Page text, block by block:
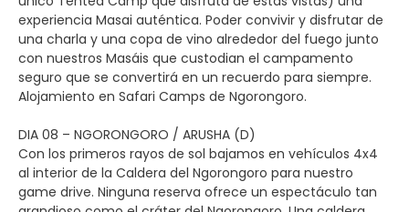
experiencia Masai auténtica. Poder convivir y disfrutar de
una charla y una copa de vino alrededor del fuego junto
con nuestros Masáis que custodian el campamento
seguro que se convertirá en un recuerdo para siempre.
Alojamiento en Safari Camps de Ngorongoro.
DIA 08 – NGORONGORO / ARUSHA (D)
Con los primeros rayos de sol bajamos en vehículos 4x4
al interior de la Caldera del Ngorongoro para nuestro
game drive. Ninguna reserva ofrece un espectáculo tan